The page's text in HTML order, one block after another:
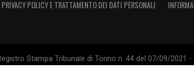
PRIVACY POLICY E TRATTAMENTO DEI DATI PERSONALI
Stampa Tribunale di Torino n. 44 del 07/09/2021